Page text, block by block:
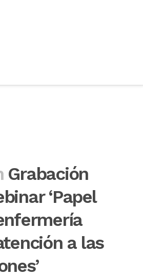
Grabación
‘Papel
a las